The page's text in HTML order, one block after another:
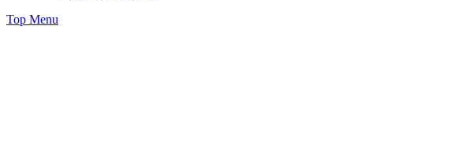
Top Menu